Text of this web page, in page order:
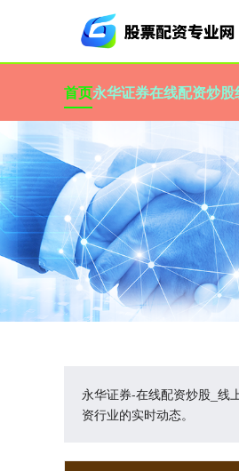
首页永华证券在线配资炒股
永华证券-在线配资炒股_线
资行业的实时动态。